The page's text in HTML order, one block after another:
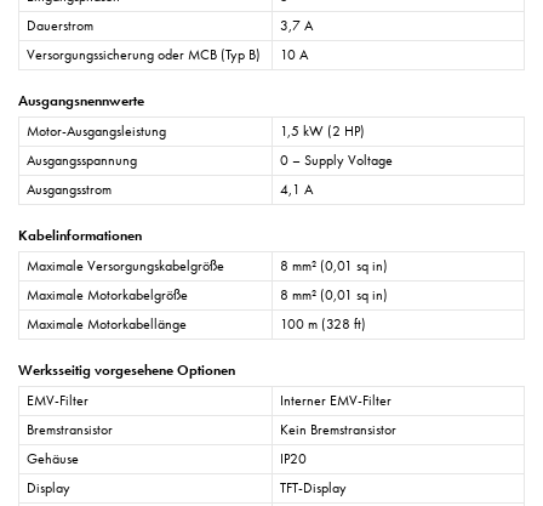
Dauerstrom
3,7 A
Versorgungssicherung oder MCB (Typ B)
10 A
Ausgangsnennwerte
Motor-Ausgangsleistung
1,5 kW (2 HP)
Ausgangsspannung
0 – Supply Voltage
Ausgangsstrom
4,1 A
Kabelinformationen
Maximale Versorgungskabelgröße
8 mm² (0,01 sq in)
Maximale Motorkabelgröße
8 mm² (0,01 sq in)
Maximale Motorkabellänge
100 m (328 ft)
Werksseitig vorgesehene Optionen
EMV-Filter
Interner EMV-Filter
Bremstransistor
Kein Bremstransistor
Gehäuse
IP20
Display
TFT-Display